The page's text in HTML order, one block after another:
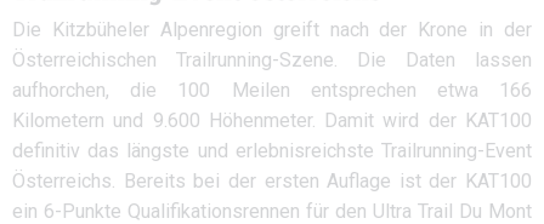
Die Kitzbüheler Alpenregion greift nach der Krone in der
Österreichischen Trailrunning-Szene. Die Daten lassen
aufhorchen, die 100 Meilen entsprechen etwa 166
Kilometern und 9.600 Höhenmeter. Damit wird der KAT100
definitiv das längste und erlebnisreichste Trailrunning-Event
Österreichs. Bereits bei der ersten Auflage ist der KAT100
ein 6-Punkte Qualifikationsrennen für den Ultra Trail Du Mont